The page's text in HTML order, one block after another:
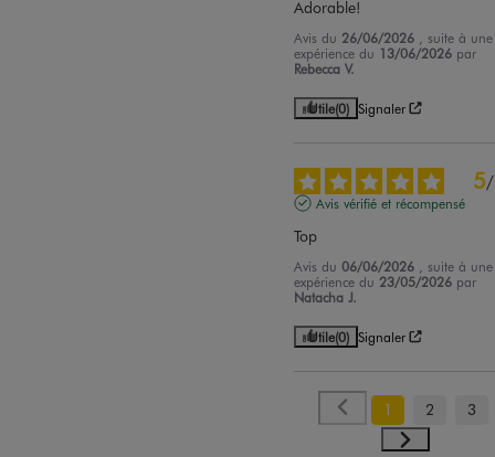
Adorable!
Avis du 26/06/2026 , suite à une
expérience du 13/06/2026 par
Rebecca V.
Utile(0) Signaler
5/
Avis vérifié et récompensé
Top
Avis du06/06/2026 , suite à une
expérience du 23/05/2026 par
Natacha J.
Utile(0) Signaler
1 2 3